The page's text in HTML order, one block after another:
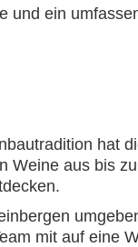
und ein
hat
Weine aus bis zu
mit auf eine